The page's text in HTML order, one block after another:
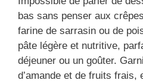
bas sans penser aux
farine de sarrasin ou de
pâte légère et nutritive,
déjeuner ou un goûter.
d’amande et de fruits frais,